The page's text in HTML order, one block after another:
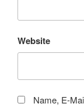
Website
Name, E-